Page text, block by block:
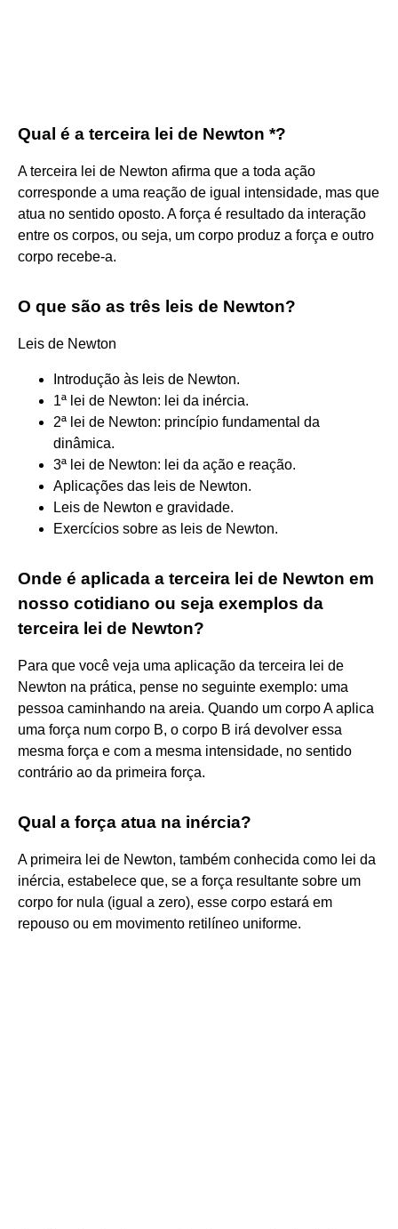
Qual é a terceira lei de Newton *?
A terceira lei de Newton afirma que a toda ação
corresponde a uma reação de igual intensidade, mas que
atua no sentido oposto. A força é resultado da interação
entre os corpos, ou seja, um corpo produz a força e outro
corpo recebe-a.
O que são as três leis de Newton?
Leis de Newton
Introdução às leis de Newton.
1ª lei de Newton: lei da inércia.
2ª lei de Newton: princípio fundamental da
dinâmica.
3ª lei de Newton: lei da ação e reação.
Aplicações das leis de Newton.
Leis de Newton e gravidade.
Exercícios sobre as leis de Newton.
Onde é aplicada a terceira lei de Newton em
nosso cotidiano ou seja exemplos da
terceira lei de Newton?
Para que você veja uma aplicação da terceira lei de
Newton na prática, pense no seguinte exemplo: uma
pessoa caminhando na areia. Quando um corpo A aplica
uma força num corpo B, o corpo B irá devolver essa
mesma força e com a mesma intensidade, no sentido
contrário ao da primeira força.
Qual a força atua na inércia?
A primeira lei de Newton, também conhecida como lei da
inércia, estabelece que, se a força resultante sobre um
corpo for nula (igual a zero), esse corpo estará em
repouso ou em movimento retilíneo uniforme.